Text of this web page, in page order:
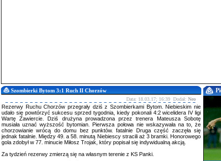
Szombierki Bytom 3:1 Ruch II Chorzów
Data: 18.03.17; 16:39 Dodał: Neo
Rezerwy Ruchu Chorzów przegrały dziś z Szombierkami Bytom. Niebieskim nie
udało się powtórzyć sukcesu sprzed tygodnia, kiedy pokonali 4:2 wicelidera IV ligi
Wartę Zawiercie. Dziś drużyna prowadzona przez trenera Mateusza Sobotę
musiała uznać wyższość bytomian. Pierwsza połowa nie wskazywała na to, że
chorzowianie wrócą do domu bez punktów. fatalnie Druga część zaczęła się
jednak fatalnie. Między 49. a 58. minutą Niebiescy stracili aż 3 bramki. Honorowego
gola zdobył w 77. minucie Miłosz Trojak, który popisał się indywidualną akcją.
Za tydzień rezerwy zmierzą się na własnym terenie z KS Panki.